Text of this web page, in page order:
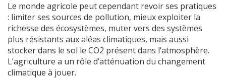
Le monde agricole peut cependant revoir ses pratiques
: limiter ses sources de pollution, mieux exploiter la
richesse des écosystèmes, muter vers des systèmes
plus résistants aux aléas climatiques, mais aussi
stocker dans le sol le CO2 présent dans l’atmosphère.
L’agriculture a un rôle d’atténuation du changement
climatique à jouer.